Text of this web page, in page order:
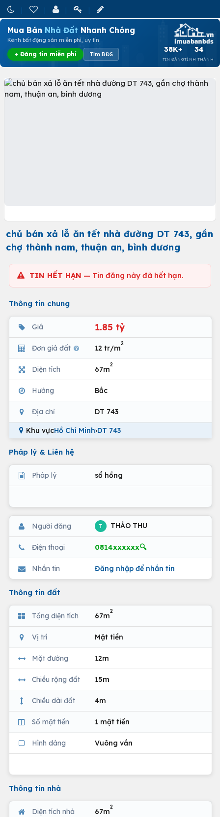
Mua Bán Nhà Đất Nhanh Chóng
Kênh bất động sản miễn phí, uy tín
+ Đăng tin miễn phí Tìm BĐS
38K+
TIN ĐĂNG
34
TỈNH THÀNH
chủ bán xả lỗ ăn tết nhà đường DT 743, gần
chợ thành nam, thuận an, bình dương
TIN HẾT HẠN — Tin đăng này đã hết hạn.
Thông tin chung
Giá 1.85 tỷ
Đơn giá đất 12 tr/m
2
Diện tích 67m
2
Hướng Bắc
Địa chỉ DT 743
Khu vựcHồ Chí Minh›DT 743
Pháp lý & Liên hệ
Pháp lý sổ hồng
Người đăng T THẢO THU
Điện thoại 0814xxxxxx🔍
Nhắn tin Đăng nhập để nhắn tin
Thông tin đất
Tổng diện tích 67m
2
Vị trí Mặt tiền
Mặt đường 12m
Chiều rộng đất 15m
Chiều dài đất 4m
Số mặt tiền 1 mặt tiền
Hình dáng Vuông vắn
Thông tin nhà
Diện tích nhà 67m
2